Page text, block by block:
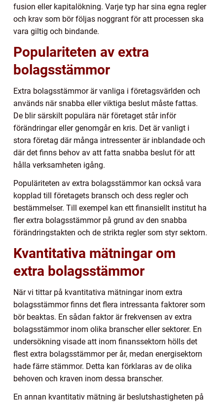
fusion eller kapitalökning. Varje typ har sina egna regler
och krav som bör följas noggrant för att processen ska
vara giltig och bindande.
Populariteten av extra
bolagsstämmor
Extra bolagsstämmor är vanliga i företagsvärlden och
används när snabba eller viktiga beslut måste fattas.
De blir särskilt populära när företaget står inför
förändringar eller genomgår en kris. Det är vanligt i
stora företag där många intressenter är inblandade och
där det finns behov av att fatta snabba beslut för att
hålla verksamheten igång.
Populäriteten av extra bolagsstämmor kan också vara
kopplad till företagets bransch och dess regler och
bestämmelser. Till exempel kan ett finansiellt institut ha
fler extra bolagsstämmor på grund av den snabba
förändringstakten och de strikta regler som styr sektorn.
Kvantitativa mätningar om
extra bolagsstämmor
När vi tittar på kvantitativa mätningar inom extra
bolagsstämmor finns det flera intressanta faktorer som
bör beaktas. En sådan faktor är frekvensen av extra
bolagsstämmor inom olika branscher eller sektorer. En
undersökning visade att inom finanssektorn hölls det
flest extra bolagsstämmor per år, medan energisektorn
hade färre stämmor. Detta kan förklaras av de olika
behoven och kraven inom dessa branscher.
En annan kvantitativ mätning är beslutshastigheten på